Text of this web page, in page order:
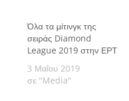
Όλα τα μίτινγκ της
σειράς Diamond
League 2019 στην ΕΡΤ
3 Μαΐου 2019
σε "Media"